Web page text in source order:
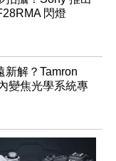
閃燈
新解？Tamron
變焦光學系統專